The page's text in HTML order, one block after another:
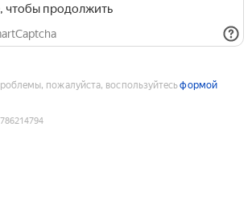
чтобы продолжить
пожалуйста, воспользуйтесьформой